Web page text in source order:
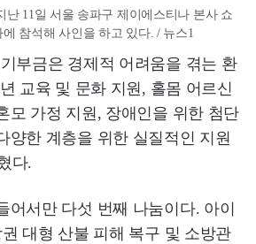
난 11일 서울 송파구 제이에스티나 본사 쇼
참석해 사인을 하고 있다. / 뉴스1
부금은 경제적 어려움을 겪는 환
교육 및 문화 지원, 홀몸 어르신
모 가정 지원, 장애인을 위한 첨단
양한 계층을 위한 실질적인 지원
다.
어서만 다섯 번째 나눔이다. 아이
대형 산불 피해 복구 및 소방관